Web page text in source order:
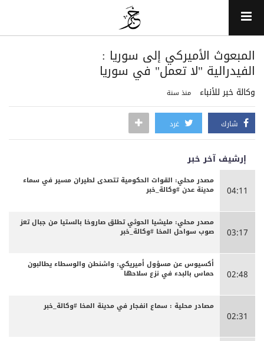
‏المبعوث الأميركي إلى سوريا :
الفيدرالية "لا تعمل" في سوريا
وكالة خبر للأنباء منذ سنة
شارك غرد
إرشيف آخر خبر
04:11
مصدر محلي: القوات الحكومية تتصدى لطيران مسير في سماء
مدينة عدن #وكالة_خبر
03:17
مصدر محلي: مليشيا الحوثي تطلق صاروخا بالستيا من جبال تعز
صوب سواحل المخا #وكالة_خبر
02:48
أكسيوس عن مسؤول أميريكي: واشنطن والوسطاء يطالبون
حماس بالبدء في نزع سلاحها
02:31
مصادر محلية : سماع انفجار في مدينة المخا #وكالة_خبر